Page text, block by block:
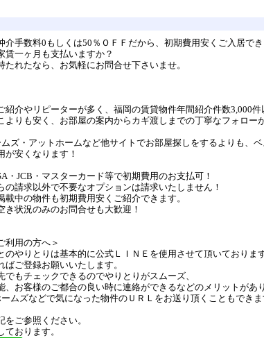
介手数料0もしくは50％ＯＦＦだから、初期費用安くご入居で
賃一ヶ月も支払いますか？
たれたなら、お気軽にお問合せ下さいませ。
紹介やリピーターが多く、福岡の賃貸物件年間紹介件数3,000件
よりも安く、お部屋の案内からカギ渡しまでの丁寧なフォロー
ムズ・アットホームなど他サイトでお部屋探しをするよりも、
が安くなります！
・JCB・マスターカード等で初期費用のお支払可！
請求以外で不要なオプションは請求いたしません！
中の物件も初期費用安くご紹介できます。
状況のみのお問合せも大歓迎！
利用の方へ＞
のやりとりは基本的に公式ＬＩＮＥを使用させて頂いておりま
ばご登録お願いいたします。
でもチェックできるのでやりとりがスムーズ、
、お客様のご都合の良い時に連絡ができるなどのメリットがあ
ームズなどで気になった物件のＵＲＬをお送り頂くこともでき
をご参照ください。
ております。